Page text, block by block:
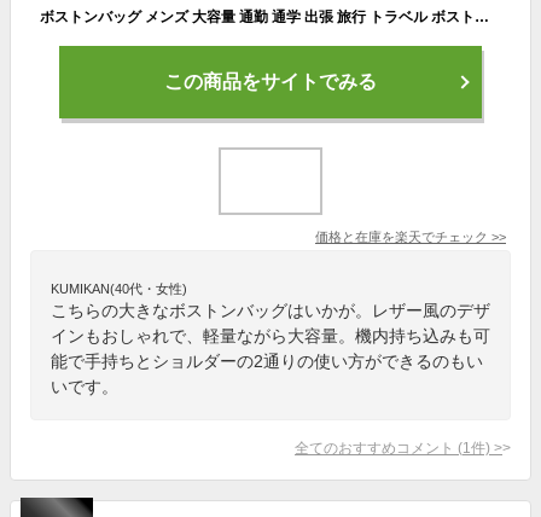
ボストンバッグ メンズ 大容量 通勤 通学 出張 旅行 トラベル ボストンバック ゴルフ ジム スポーツ PUレザー 合成皮革 合皮 レザー風 2way ブラック 1泊 2泊 25L 軽量 機内持込可 REGiSTA レジスタ
この商品をサイトでみる
価格と在庫を楽天でチェック >>
KUMIKAN(40代・女性)
こちらの大きなボストンバッグはいかが。レザー風のデザ
インもおしゃれで、軽量ながら大容量。機内持ち込みも可
能で手持ちとショルダーの2通りの使い方ができるのもい
いです。
全てのおすすめコメント (1 件) >